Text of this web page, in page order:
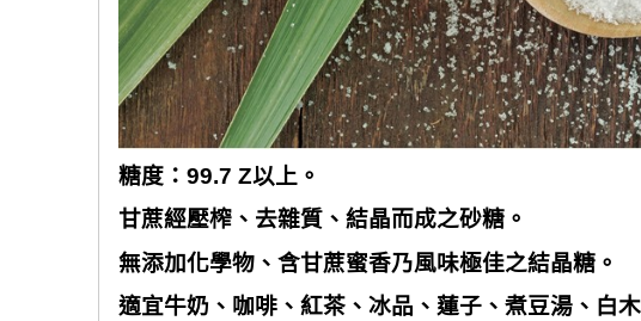
糖度：99.7 Z以上。
甘蔗經壓榨、去雜質、結晶而成之砂糖。
無添加化學物、含甘蔗蜜香乃風味極佳之結晶糖。
適宜牛奶、咖啡、紅茶、冰品、蓮子、煮豆湯、白